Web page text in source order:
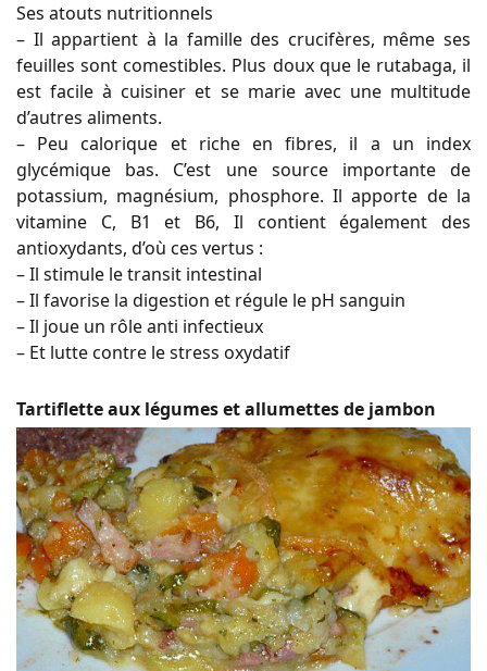
Ses atouts nutritionnels
– Il appartient à la famille des crucifères, même ses
feuilles sont comestibles. Plus doux que le rutabaga, il
est facile à cuisiner et se marie avec une multitude
d’autres aliments.
– Peu calorique et riche en fibres, il a un index
glycémique bas. C’est une source importante de
potassium, magnésium, phosphore. Il apporte de la
vitamine C, B1 et B6, Il contient également des
antioxydants, d’où ces vertus :
– Il stimule le transit intestinal
– Il favorise la digestion et régule le pH sanguin
– Il joue un rôle anti infectieux
– Et lutte contre le stress oxydatif
Tartiflette aux légumes et allumettes de jambon